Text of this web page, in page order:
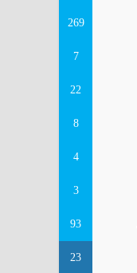
269
7
22
8
4
3
93
23